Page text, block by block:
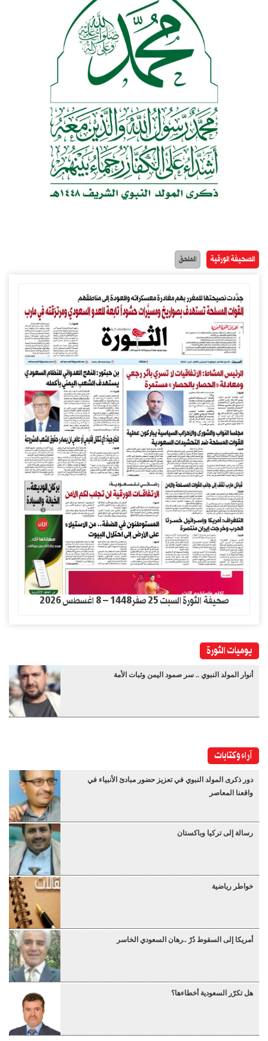
الصحيفة الورقية الملحق
صحيفة الثورة السبت 25 صفر1448 – 8 اغسطس 2026
يوميات الثورة
أنوار المولد النبوي .. سر صمود اليمن وثبات الأمة
آراء وكتابات
دور ذكرى المولد النبوي في تعزيز حضور مبادئ الأنبياء في
واقعنا المعاصر
رسالة إلى تركيا وباكستان
خواطر رياضية
أمريكا إلى السقوط دُرْ ..رهان السعودي الخاسر
هل تكرّر السعودية أخطاءها؟